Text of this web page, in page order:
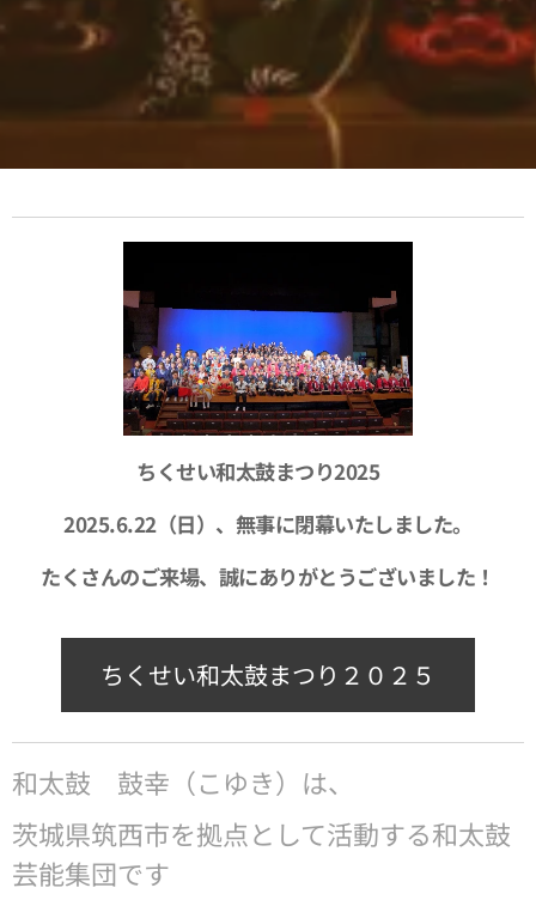
ちくせい和太鼓まつり2025
2025.6.22（日）、無事に閉幕いたしました。
たくさんのご来場、誠にありがとうございました！
ちくせい和太鼓まつり２０２５
和太鼓 鼓幸（こゆき）は、
茨城県筑西市を拠点として活動する和太鼓
芸能集団です